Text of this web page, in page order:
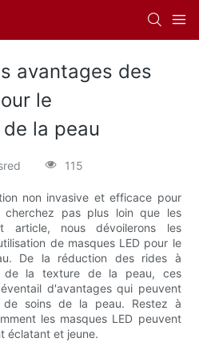
avantages des
le
la peau
115
non invasive et efficace pour
pas plus loin que les
article, nous dévoilerons les
de masques LED pour le
De la réduction des rides à
de la texture de la peau, ces
d'avantages qui peuvent
de soins de la peau. Restez à
les masques LED peuvent
éclatant et jeune.